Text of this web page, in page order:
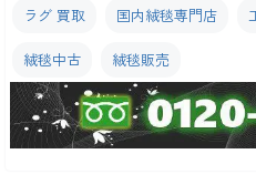
ラグ 買取 国内絨毯専門店
絨毯中古 絨毯販売